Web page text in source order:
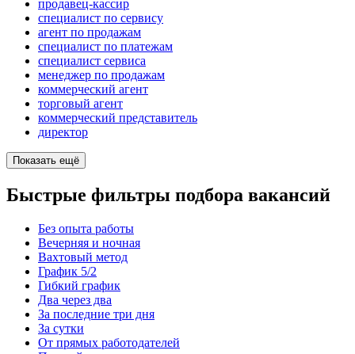
продавец-кассир
специалист по сервису
агент по продажам
специалист по платежам
специалист сервиса
менеджер по продажам
коммерческий агент
торговый агент
коммерческий представитель
директор
Показать ещё
Быстрые фильтры подбора вакансий
Без опыта работы
Вечерняя и ночная
Вахтовый метод
График 5/2
Гибкий график
Два через два
За последние три дня
За сутки
От прямых работодателей